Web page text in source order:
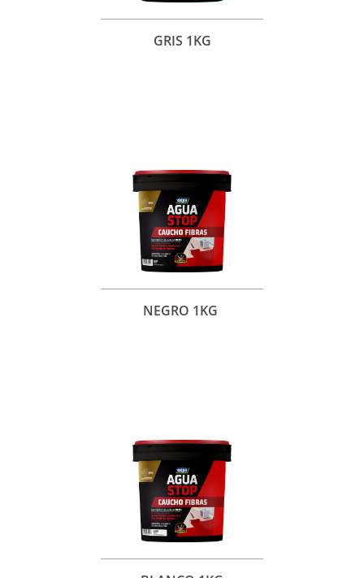
GRIS 1KG
NEGRO 1KG